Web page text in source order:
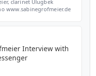
clarinet Ulugbek
www.sabinegrofmeier.de
Interview with